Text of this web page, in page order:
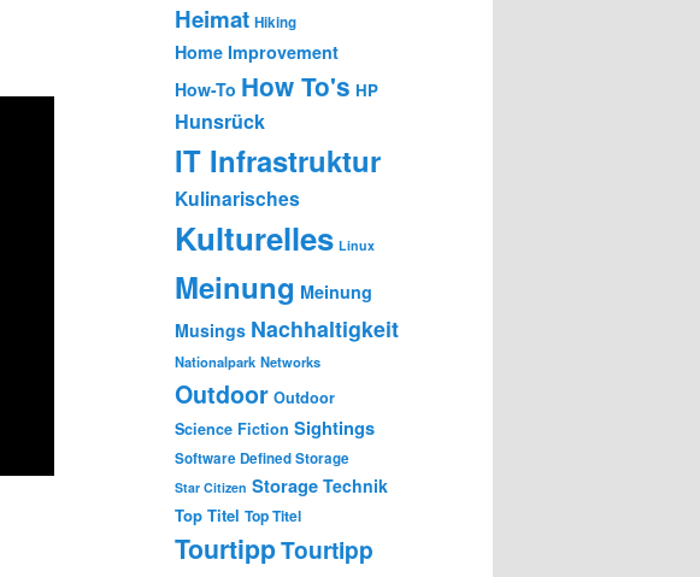
Heimat Hiking
Home Improvement
How-To How To's HP
Hunsrück
IT Infrastruktur
Kulinarisches
Kulturelles Linux
Meinung Meinung
Musings Nachhaltigkeit
Nationalpark Networks
Outdoor Outdoor
Science Fiction Sightings
Software Defined Storage
Star Citizen Storage Technik
Top Titel Top Titel
TourtippTourtipp